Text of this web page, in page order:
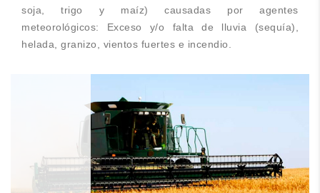
soja, trigo y maíz) causadas por agentes
meteorológicos: Exceso y/o falta de lluvia (sequía),
helada, granizo, vientos fuertes e incendio.